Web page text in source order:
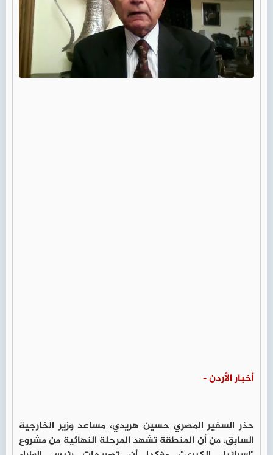
أخبار الأردن -
حذر السفير المصري حسين هريدي، مساعد وزير الخارجية
السابق، من أن المنطقة تشهد المرحلة النهائية من مشروع